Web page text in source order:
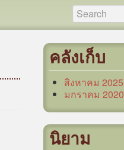
คลังเก็บ
สิงหาคม 2025
มกราคม 2020
นิยาม